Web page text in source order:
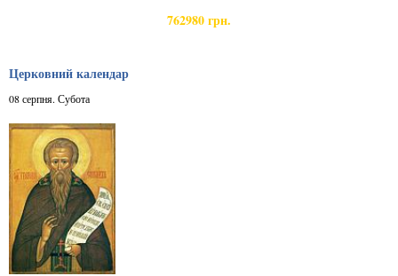
762980 грн.
Церковний календар
08 серпня. Субота